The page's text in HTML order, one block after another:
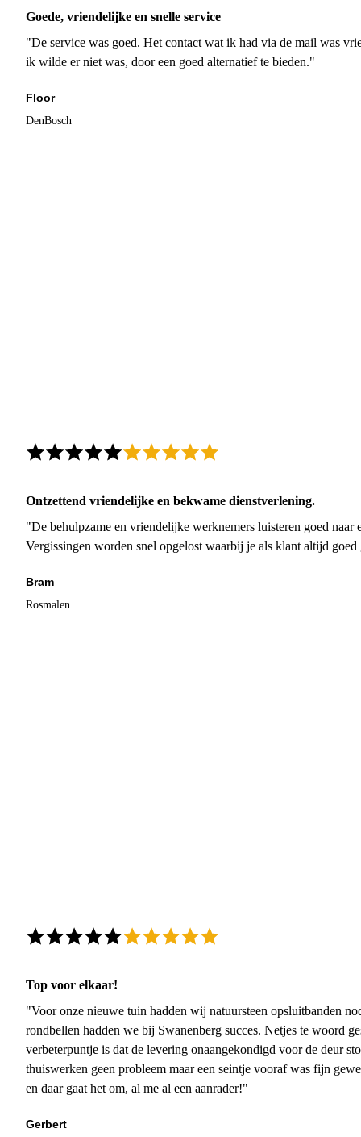
Goede, vriendelijke en snelle service
"De service was goed. Het contact wat ik had via de mail was
ik wilde er niet was, door een goed alternatief te bieden."
Floor
DenBosch
Ontzettend vriendelijke en bekwame dienstverlening.
"De behulpzame en vriendelijke werknemers luisteren goed naar
Vergissingen worden snel opgelost waarbij je als klant altijd
Bram
Rosmalen
Top voor elkaar!
"Voor onze nieuwe tuin hadden wij natuursteen opsluitbanden
rondbellen hadden we bij Swanenberg succes. Netjes te woord
verbeterpuntje is dat de levering onaangekondigd voor de deur
thuiswerken geen probleem maar een seintje vooraf was fijn
en daar gaat het om, al me al een aanrader!"
Gerbert